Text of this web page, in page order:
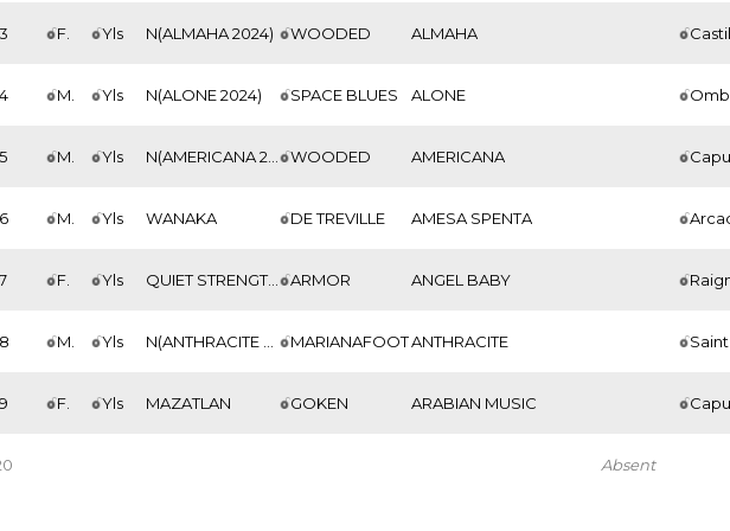
F. Yls N(ALMAHA 2024) WOODED ALMAHA
M. Yls N(ALONE 2024) SPACE BLUES ALONE
M. Yls WOODED AMERICANA
M. Yls WANAKA DE TREVILLE AMESA SPENTA
F. Yls QUIET STRENGTH ARMOR ANGEL BABY
M. Yls MARIANAFOOTANTHRACITE
F. Yls MAZATLAN GOKEN ARABIAN MUSIC
Absent